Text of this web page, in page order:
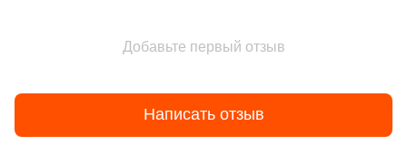
Добавьте первый отзыв
Написать отзыв